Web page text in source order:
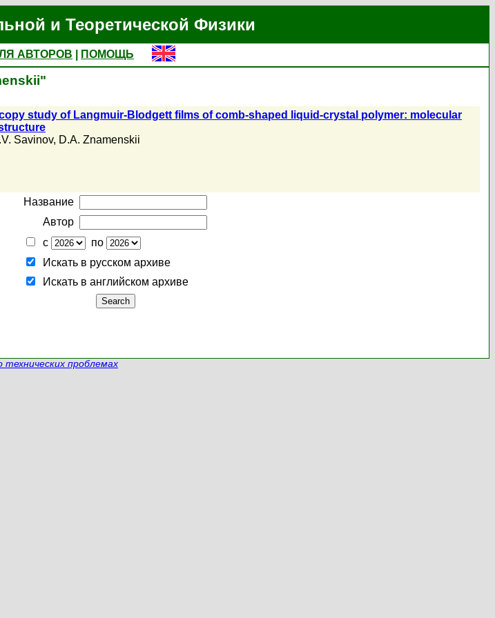
и Теоретической Физики
АВТОРОВ
ПОМОЩЬ
study of Langmuir-Blodgett films of comb-shaped liquid-crystal polymer: molecular
Savinov, D.A. Znamenskii
Название
Автор
с
по
Искать в русском архиве
Искать в английском архиве
проблемах